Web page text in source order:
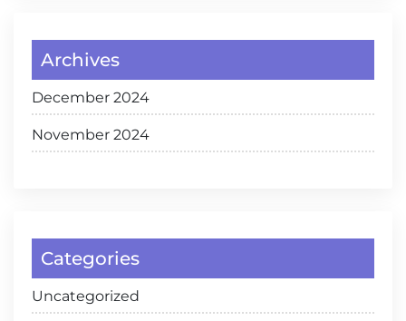
Archives
December 2024
November 2024
Categories
Uncategorized